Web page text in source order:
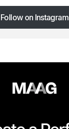
Follow on Instagram
Follow on Instagram